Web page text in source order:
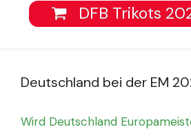
DFB Trikots
Deutschland bei der EM
Wird Deutschland